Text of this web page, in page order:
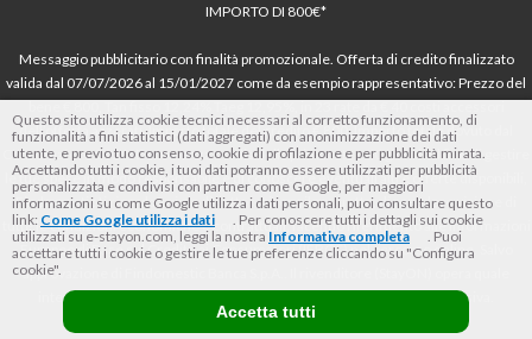
IMPORTO DI 800€*
Messaggio pubblicitario con finalità promozionale. Offerta di credito finalizzato
valida dal 07/07/2026 al 15/01/2027 come da esempio rappresentativo: Prezzo del
dell’offerta azzerati. Importo totale del credito € 800. Importo totale dovuto dal
Consumatore € 920. Decorrenza media della prima rata a 90 giorni. Al fine di gestire
le tue spese in modo responsabile e di conoscere eventuali altre offerte disponibili,
Findomestic ti ricorda, prima di sottoscrivere il contratto, di prendere visione di
tutte le condizioni economiche e contrattuali, facendo riferimento alle Informazioni
Europee di Base sul Credito ai Consumatori (IEBCC) nel percorso online. Salvo
approvazione di Findomestic Banca S.p.A.. Il rivenditore (StayON) opera quale
intermediario del credito per Findomestic Banca S.p.A., non in esclusiva.
Questo sito utilizza cookie tecnici necessari al corretto funzionamento, di
funzionalità a fini statistici (dati aggregati) con anonimizzazione dei dati
utente, e previo tuo consenso, cookie di profilazione e per pubblicità mirata.
Accettando tutti i cookie, i tuoi dati potranno essere utilizzati per pubblicità
personalizzata e condivisi con partner come Google, per maggiori
informazioni su come Google utilizza i dati personali, puoi consultare questo
link: Come Google utilizza i dati
. Per conoscere tutti i dettagli sui cookie
utilizzati su e-stayon.com, leggi la nostra Informativa completa
. Puoi
accettare tutti i cookie o gestire le tue preferenze cliccando su "Configura
cookie".
Accetta tutti